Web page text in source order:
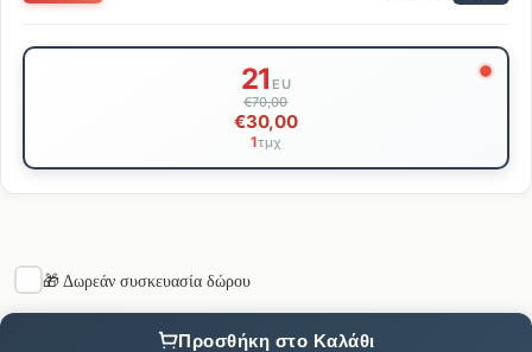
Επιλογή
21 EU
€70,00
€30,00
1τμχ
🎁 Δωρεάν συσκευασία δώρου
Προσθήκη στο Καλάθι